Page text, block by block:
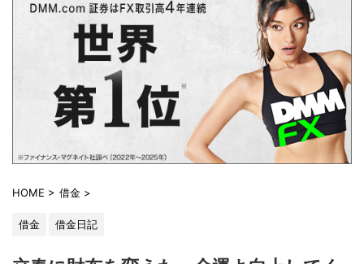
HOME > 借金 >
借金 借金日記